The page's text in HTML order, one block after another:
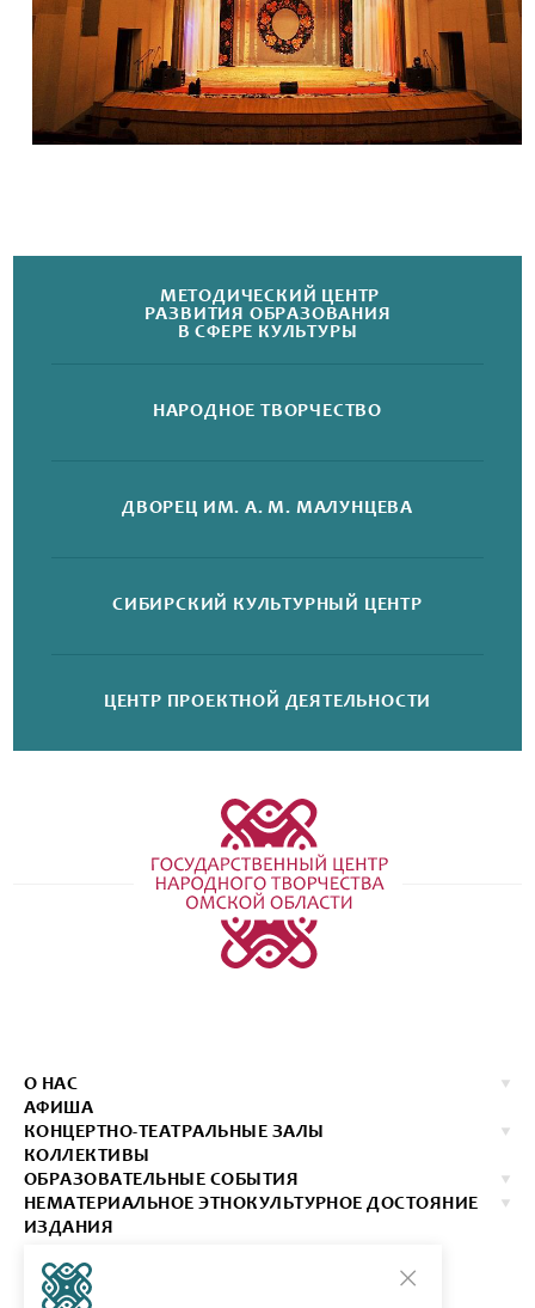
МЕТОДИЧЕСКИЙ ЦЕНТР
РАЗВИТИЯ ОБРАЗОВАНИЯ
В СФЕРЕ КУЛЬТУРЫ
НАРОДНОЕ ТВОРЧЕСТВО
ДВОРЕЦ ИМ. А. М. МАЛУНЦЕВА
СИБИРСКИЙ КУЛЬТУРНЫЙ ЦЕНТР
ЦЕНТР ПРОЕКТНОЙ ДЕЯТЕЛЬНОСТИ
О НАС
АФИША
КОНЦЕРТНО-ТЕАТРАЛЬНЫЕ ЗАЛЫ
КОЛЛЕКТИВЫ
ОБРАЗОВАТЕЛЬНЫЕ СОБЫТИЯ
НЕМАТЕРИАЛЬНОЕ ЭТНОКУЛЬТУРНОЕ ДОСТОЯНИЕ
ИЗДАНИЯ
КУПИТЬ БИЛЕТ